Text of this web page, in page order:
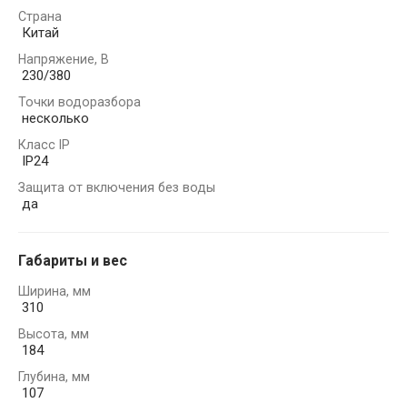
Страна
Китай
Напряжение, В
230/380
Точки водоразбора
несколько
Класс IP
IP24
Защита от включения без воды
да
Габариты и вес
Ширина, мм
310
Высота, мм
184
Глубина, мм
107